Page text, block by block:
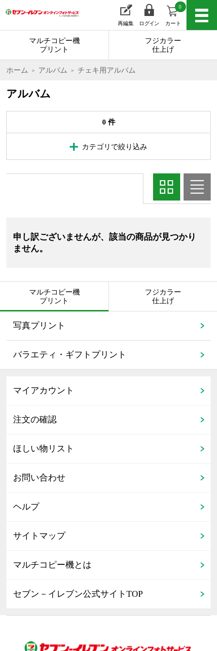
再編集 ログイン カート
0
マルチコピー機
プリント
フジカラー
仕上げ
ホーム アルバム チェキ用アルバム
アルバム
0 件
カテゴリで絞り込み
申し訳ございませんが、該当の商品が見つかり
ません。
マルチコピー機
プリント
写真プリント
バラエティ・ギフトプリント
フジカラー
仕上げ
マイアカウント
注文の確認
ほしい物リスト
お問い合わせ
ヘルプ
サイトマップ
マルチコピー機とは
セブン－イレブン公式サイトTOP